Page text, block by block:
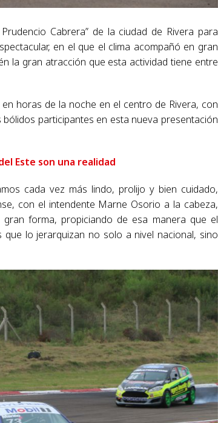
Cabrera” de la ciudad de Rivera para
en el que el clima acompañó en gran
la gran atracción que esta actividad tiene entre
horas de la noche en el centro de Rivera, con
participantes en esta nueva presentación
Este son una realidad
cada vez más lindo, prolijo y bien cuidado,
con el intendente Marne Osorio a la cabeza,
forma, propiciando de esa manera que el
lo jerarquizan no solo a nivel nacional, sino